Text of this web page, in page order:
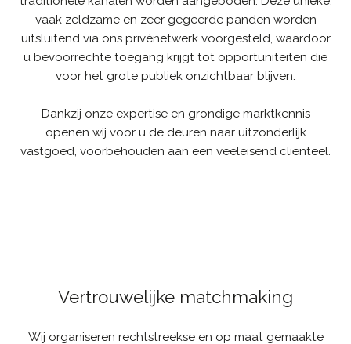
vaak zeldzame en zeer gegeerde panden worden
uitsluitend via ons privénetwerk voorgesteld, waardoor
u bevoorrechte toegang krijgt tot opportuniteiten die
voor het grote publiek onzichtbaar blijven.
Dankzij onze expertise en grondige marktkennis
openen wij voor u de deuren naar uitzonderlijk
vastgoed, voorbehouden aan een veeleisend cliënteel.
Vertrouwelijke matchmaking
Wij organiseren rechtstreekse en op maat gemaakte